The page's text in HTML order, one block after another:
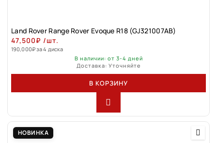
Land Rovеr Rаngе Rоver Evоque R18 (GJ321007АВ)
47,500₽ /шт.
190,000₽за 4 диска
В наличии: от 3-4 дней
Доставка: Уточняйте
В КОРЗИНУ
НОВИНКА